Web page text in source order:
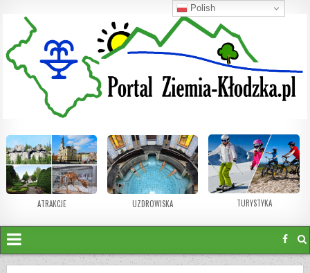
ATRAKCJE UZDROWISKA TURYSTYKA
Polish